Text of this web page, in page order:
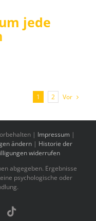
jede
1 2 Vor
| Impressum |
ändern| Historie der
widerrufen
abgegeben. Ergebnisse
psychologische oder
Tiktok